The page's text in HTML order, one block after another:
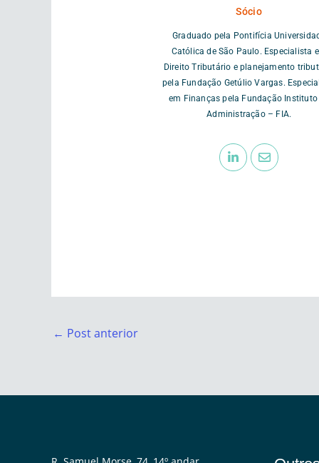
Sócio
Graduado pela Pontifícia
Católica de São Paulo. Especialista
Direito Tributário e planejamento
pela Fundação Getúlio Vargas.
em Finanças pela Fundação Instituto
Administração – FIA.
← Post anterior